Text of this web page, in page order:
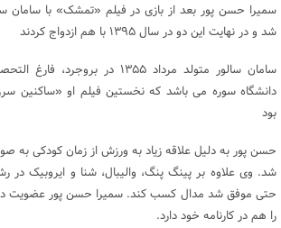
سمیرا حسن پور بعد از بازی در فیلم «تمشک» با سامان
شد و در نهایت این دو در سال ۱۳۹۵ با هم ازدواج کردند
سامان سالور متولد مرداد ۱۳۵۵ در
بود
حسن پور به دلیل علاقه زیاد به ورزش از زمان کودکی به
شد. وی علاوه بر پینگ پنگ، والیبال، شنا و ایروبیک در
حتی موفق شد مدال کسب کند. سمیرا حسن پور عضویت در
را هم در کارنامه خود دارد.